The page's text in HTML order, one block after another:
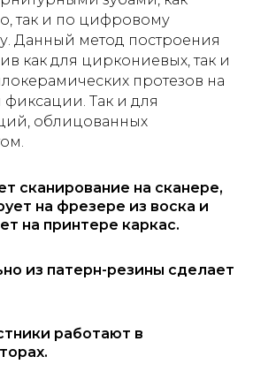
так и по цифровому
Данный метод построения
как для циркониевых, так и
протезов на
фиксации. Так и для
облицованных
сканирование на сканере,
на фрезере из воска и
на принтере каркас.
из патерн-резины сделает
работают в